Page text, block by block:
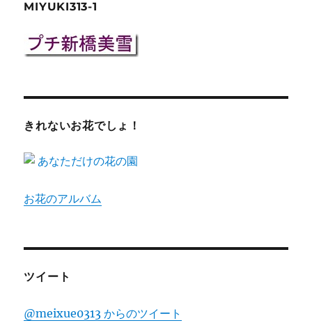
MIYUKI313-1
きれないお花でしょ！
お花のアルバム
ツイート
@meixue0313 からのツイート